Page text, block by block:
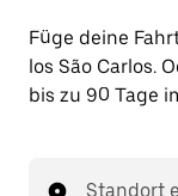
Füge deine
los São Carlos.
bis zu 90 Tage
Standort